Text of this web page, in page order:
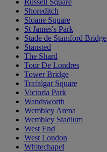
Russell Square
Shoreditch
Sloane Square
St James's Park
Stade de Stamford Bridge
Stansted
The Shard
Tour De Londres
Tower Bridge
Trafalgar Square
Victoria Park
Wandsworth
Wembley Arena
Wembley Stadium
West End
West London
Whitechapel